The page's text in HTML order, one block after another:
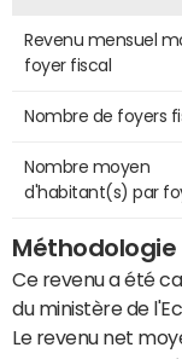
Revenu mensuel
foyer fiscal
Nombre de foyers
Nombre moyen
d'habitant(s) par
Méthodologie
Ce revenu a été
du ministère de
Le revenu net